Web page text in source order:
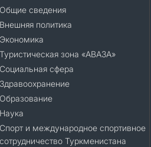
Общие сведения
Внешняя политика
Экономика
Туристическая зона «АВАЗА»
Социальная сфера
Здравоохранение
Образование
Наука
Спорт и международное спортивное
сотрудничество Туркменистана